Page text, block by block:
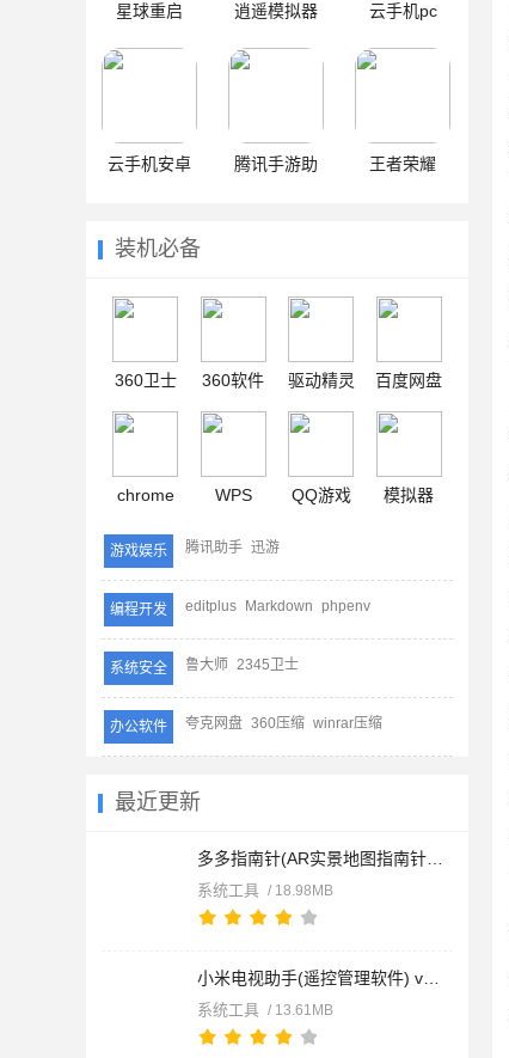
星球重启 逍遥模拟器 云手机pc
云手机安卓 腾讯手游助 王者荣耀
装机必备
360卫士 360软件 驱动精灵 百度网盘
chrome WPS QQ游戏 模拟器
游戏娱乐 腾讯助手 迅游
编程开发 editplus Markdown phpenv
系统安全 鲁大师 2345卫士
办公软件 夸克网盘 360压缩 winrar压缩
最近更新
系统工具 / 18.98MB
系统工具 / 13.61MB